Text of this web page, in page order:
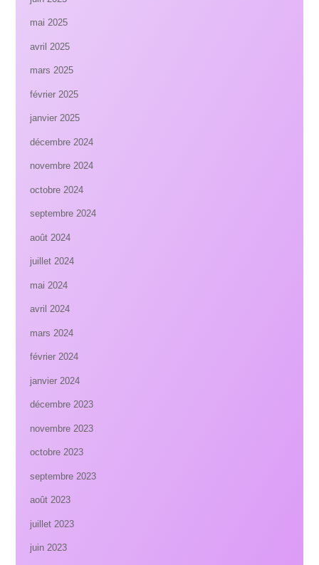
mai 2025
avril 2025
mars 2025
février 2025
janvier 2025
décembre 2024
novembre 2024
octobre 2024
septembre 2024
août 2024
juillet 2024
mai 2024
avril 2024
mars 2024
février 2024
janvier 2024
décembre 2023
novembre 2023
octobre 2023
septembre 2023
août 2023
juillet 2023
juin 2023